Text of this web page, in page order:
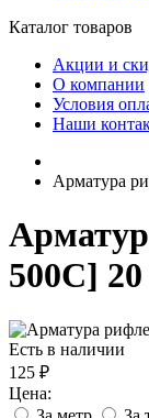
Каталог товаров
Акции и
О компании
Условия
Наши
Арматура
500С]
Есть в наличии
125 ₽
Цена: